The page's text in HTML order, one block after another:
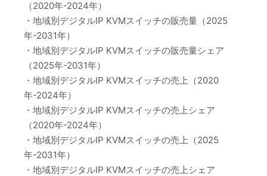
（2020年-2024年）
・地域別デジタルIP KVMスイッチの販売量（2025
年-2031年）
・地域別デジタルIP KVMスイッチの販売量シェア
（2025年-2031年）
・地域別デジタルIP KVMスイッチの売上（2020
年-2024年）
・地域別デジタルIP KVMスイッチの売上シェア
（2020年-2024年）
・地域別デジタルIP KVMスイッチの売上（2025
年-2031年）
・地域別デジタルIP KVMスイッチの売上シェア